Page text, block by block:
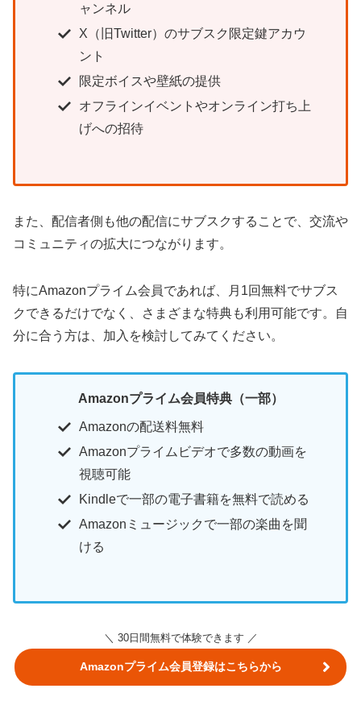
ャンネル
X（旧Twitter）のサブスク限定鍵アカウ
ント
限定ボイスや壁紙の提供
オフラインイベントやオンライン打ち上
げへの招待
また、配信者側も他の配信にサブスクすることで、交流や
コミュニティの拡大につながります。
特にAmazonプライム会員であれば、月1回無料でサブス
クできるだけでなく、さまざまな特典も利用可能です。自
分に合う方は、加入を検討してみてください。
Amazonプライム会員特典（一部）
Amazonの配送料無料
Amazonプライムビデオで多数の動画を
視聴可能
Kindleで一部の電子書籍を無料で読める
Amazonミュージックで一部の楽曲を聞
ける
＼ 30日間無料で体験できます ／
Amazonプライム会員登録はこちらから